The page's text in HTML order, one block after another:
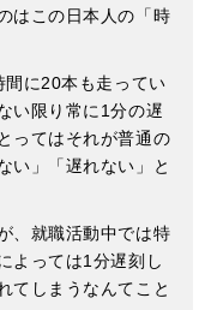
はこの日本人の「時
に20本も走ってい
い限り常に1分の遅
ってはそれが普通の
い」「遅れない」と
、就職活動中では特
よっては1分遅刻し
てしまうなんてこと